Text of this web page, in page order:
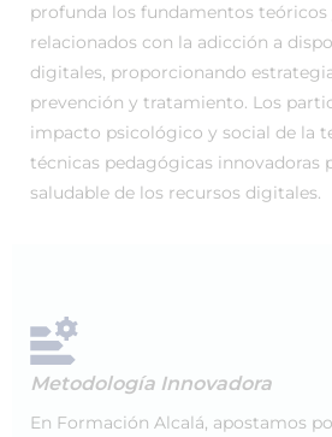
profunda los fundamentos teóricos
relacionados con la adicción a
digitales, proporcionando
prevención y tratamiento. Los
impacto psicológico y social de la
técnicas pedagógicas innovadoras
saludable de los recursos digitales.
Metodología Innovadora
En Formación Alcalá, apostamos